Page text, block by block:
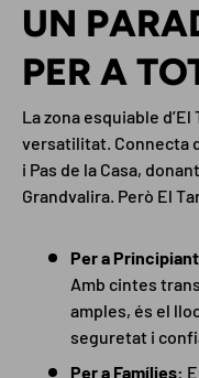
UN
PER A
La zona esquiable
versatilitat. Connecta
i Pas de la Casa,
Grandvalira. Però El
Per a
Amb cintes
amples, és el
seguretat i
Per a Famílies: